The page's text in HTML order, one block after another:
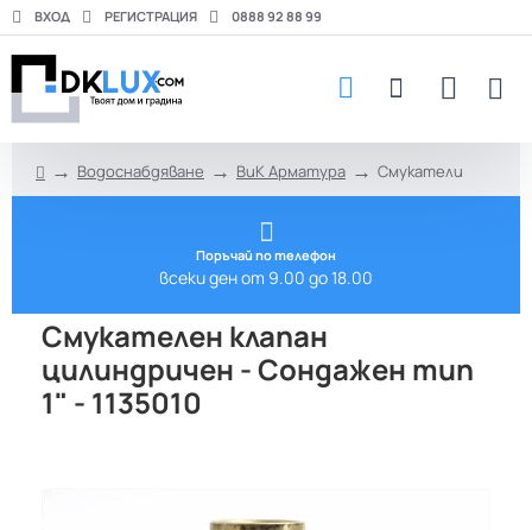
ВХОД РЕГИСТРАЦИЯ 0888 92 88 99
Водоснабдяване ВиК Арматура Смукатели
Поръчай по телефон
всеки ден от 9.00 до 18.00
Смукателен клапан
цилиндричен - Сондажен тип
1" - 1135010